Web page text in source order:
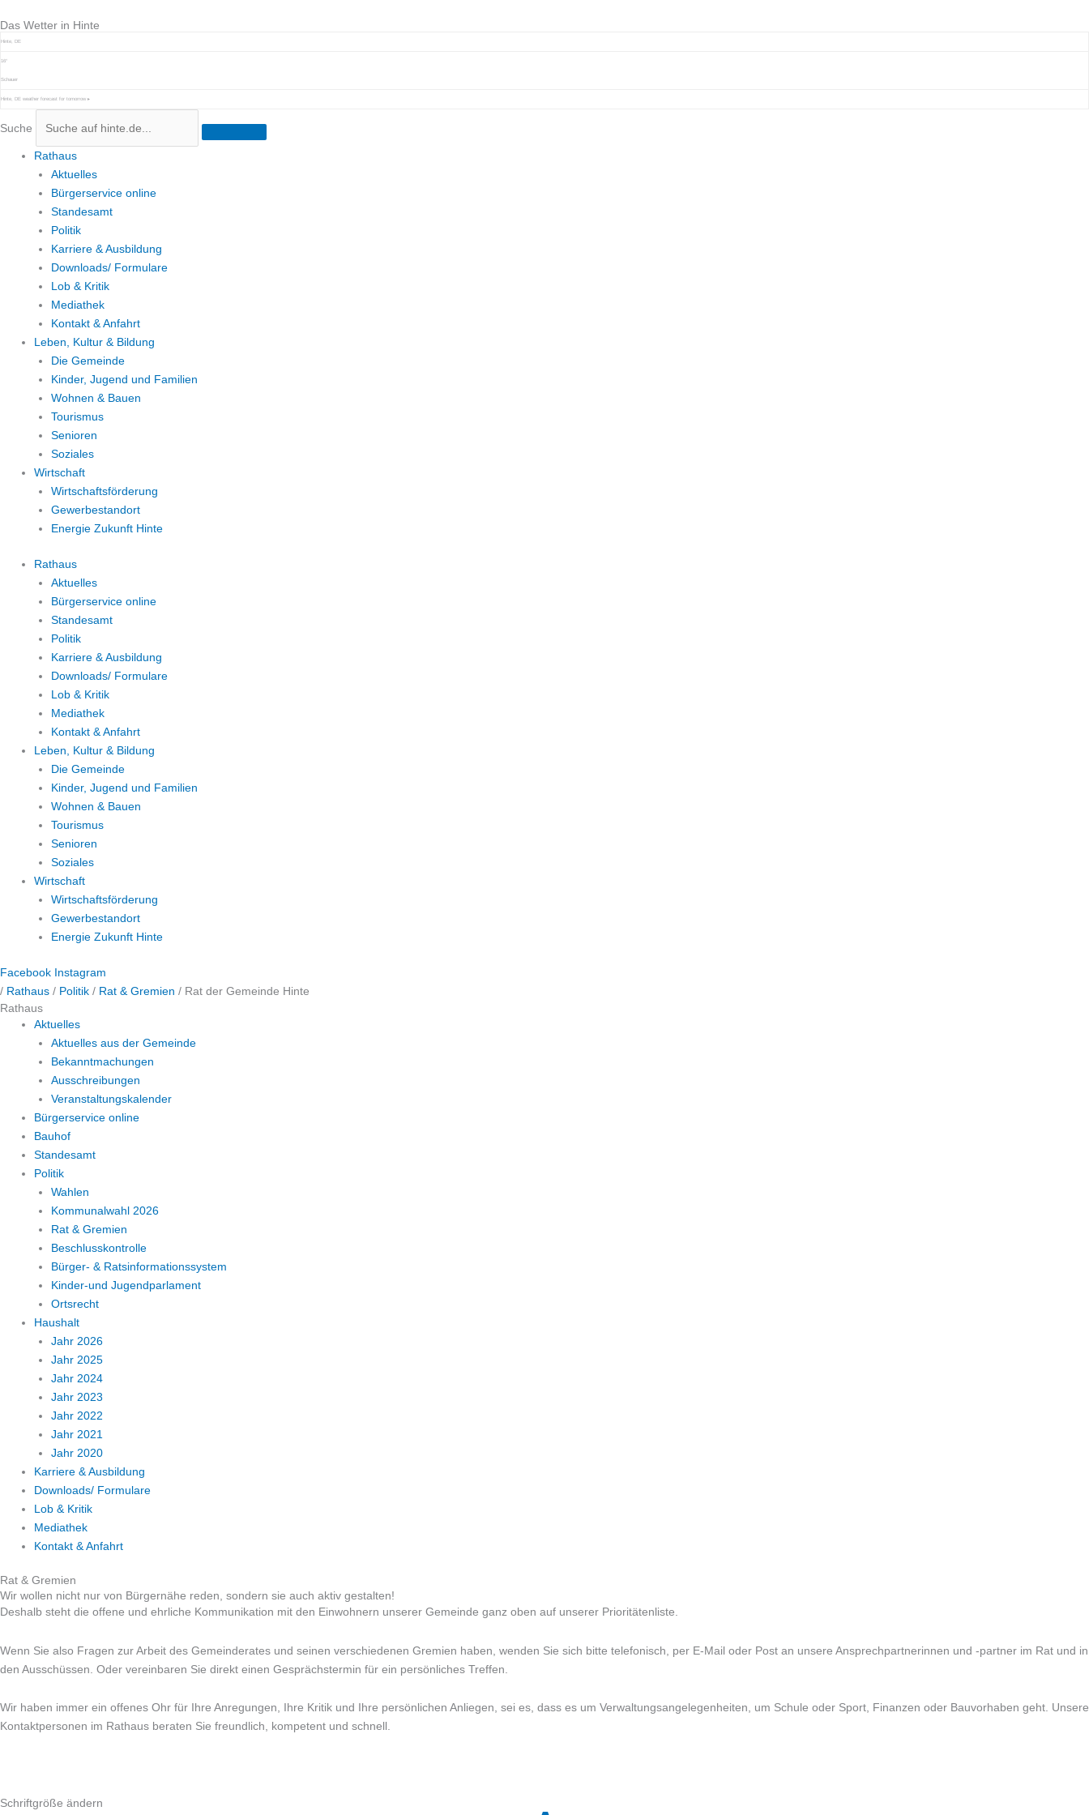
Inhalt
springen
Das Wetter in Hinte
Hinte, DE
16°
Schauer
Hinte, DE weather forecast for tomorrow ▸
Suche
Rathaus
Aktuelles
Bürgerservice online
Standesamt
Politik
Karriere & Ausbildung
Downloads/ Formulare
Lob & Kritik
Mediathek
Kontakt & Anfahrt
Leben, Kultur & Bildung
Die Gemeinde
Kinder, Jugend und Familien
Wohnen & Bauen
Tourismus
Senioren
Soziales
Wirtschaft
Wirtschaftsförderung
Gewerbestandort
Energie Zukunft Hinte
Rathaus
Aktuelles
Bürgerservice online
Standesamt
Politik
Karriere & Ausbildung
Downloads/ Formulare
Lob & Kritik
Mediathek
Kontakt & Anfahrt
Leben, Kultur & Bildung
Die Gemeinde
Kinder, Jugend und Familien
Wohnen & Bauen
Tourismus
Senioren
Soziales
Wirtschaft
Wirtschaftsförderung
Gewerbestandort
Energie Zukunft Hinte
Facebook Instagram
/ Rathaus / Politik / Rat & Gremien / Rat der Gemeinde Hinte
Rathaus
Aktuelles
Aktuelles aus der Gemeinde
Bekanntmachungen
Ausschreibungen
Veranstaltungskalender
Bürgerservice online
Bauhof
Standesamt
Politik
Wahlen
Kommunalwahl 2026
Rat & Gremien
Beschlusskontrolle
Bürger- & Ratsinformationssystem
Kinder-und Jugendparlament
Ortsrecht
Haushalt
Jahr 2026
Jahr 2025
Jahr 2024
Jahr 2023
Jahr 2022
Jahr 2021
Jahr 2020
Karriere & Ausbildung
Downloads/ Formulare
Lob & Kritik
Mediathek
Kontakt & Anfahrt
Rat & Gremien
Wir wollen nicht nur von Bürgernähe reden, sondern sie auch aktiv gestalten!
Deshalb steht die offene und ehrliche Kommunikation mit den Einwohnern unserer Gemeinde ganz oben auf unserer Prioritätenliste.
Wenn Sie also Fragen zur Arbeit des Gemeinderates und seinen verschiedenen Gremien haben, wenden Sie sich bitte telefonisch, per E-Mail oder Post an unsere Ansprechpartnerinnen und -partner im Rat und in
den Ausschüssen. Oder vereinbaren Sie direkt einen Gesprächstermin für ein persönliches Treffen.
Wir haben immer ein offenes Ohr für Ihre Anregungen, Ihre Kritik und Ihre persönlichen Anliegen, sei es, dass es um Verwaltungsangelegenheiten, um Schule oder Sport, Finanzen oder Bauvorhaben geht. Unsere
Kontaktpersonen im Rathaus beraten Sie freundlich, kompetent und schnell.
Schriftgröße ändern